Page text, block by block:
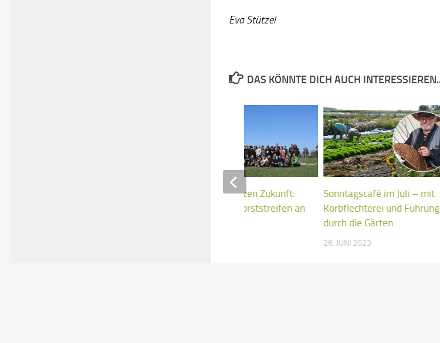
Eva Stützel
DAS KÖNNTE DICH AUCH
Sonntagscafé im Juli – mit
Korbflechterei und Führung
durch die Gärten
26. JUNI 2023
Junge Hände pflanzen Zukunft:
FÖJler legen Agroforststreifen an